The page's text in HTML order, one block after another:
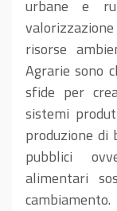
urbane e
risorse
Agrarie sono
sfide per
sistemi
produzione
pubblici
alimentari
cambiamento.